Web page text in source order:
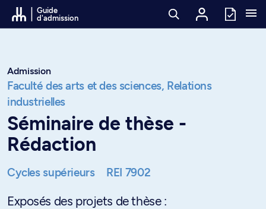
Passer au contenu
Guide
d'admission
Admission
Faculté des arts et des sciences, Relations
industrielles
Séminaire de thèse -
Rédaction
Cycles supérieurs REI 7902
Exposés des projets de thèse :